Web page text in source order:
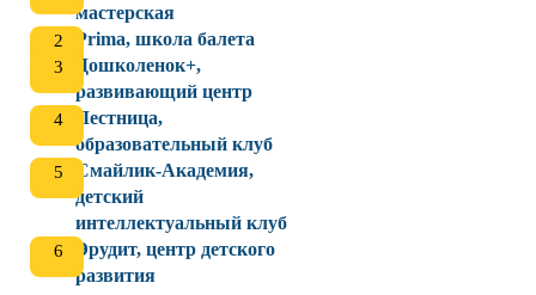
мастерская
Prima, школа балета
Дошколенок+,
развивающий центр
Лестница,
образовательный клуб
Смайлик-Академия,
детский
интеллектуальный клуб
Эрудит, центр детского
развития